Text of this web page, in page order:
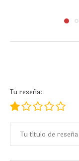
Tu reseña: